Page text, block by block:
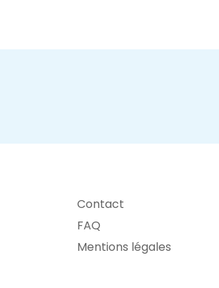
Contact
FAQ
Mentions légales